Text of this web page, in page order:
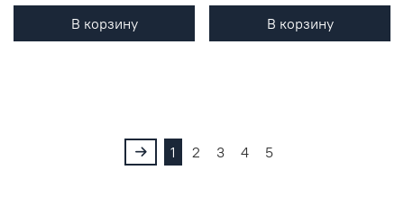
В корзину В корзину
1 2 3 4 5